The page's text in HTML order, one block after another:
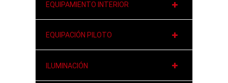
EQUIPAMIENTO INTERIOR
EQUIPACIÓN PILOTO
ILUMINACIÓN